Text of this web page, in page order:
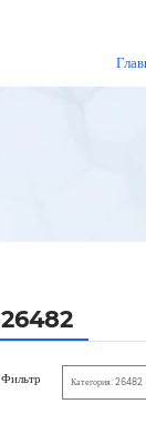
26482
Фильтр Категория:26482